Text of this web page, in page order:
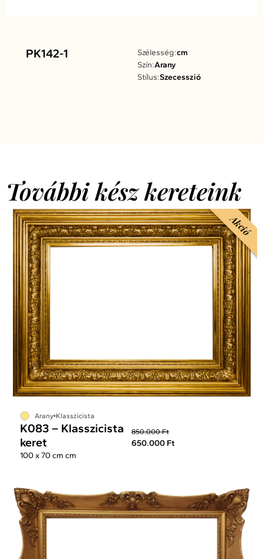
PK142-1 Szélesség:cm
Szín:Arany
Stílus:Szecesszió
További kész kereteink
Akció
Arany Klasszicista
K083 – Klasszicista
keret
850.000 Ft
650.000 Ft
100 x 70 cm cm